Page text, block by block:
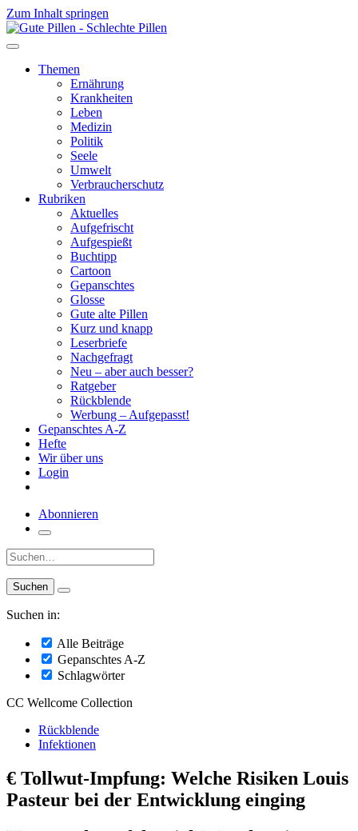
Zum Inhalt springen
Themen
Ernährung
Krankheiten
Leben
Medizin
Politik
Seele
Umwelt
Verbraucherschutz
Rubriken
Aktuelles
Aufgefrischt
Aufgespießt
Buchtipp
Cartoon
Gepanschtes
Glosse
Gute alte Pillen
Kurz und knapp
Leserbriefe
Nachgefragt
Neu – aber auch besser?
Ratgeber
Rückblende
Werbung – Aufgepasst!
Gepanschtes A-Z
Hefte
Wir über uns
Login
Abonnieren
Suche:
Suchen in:
Alle Beiträge
Gepanschtes A-Z
Schlagwörter
CC Wellcome Collection
Rückblende
Infektionen
€ Tollwut-Impfung: Welche Risiken Louis
Pasteur bei der Entwicklung einging